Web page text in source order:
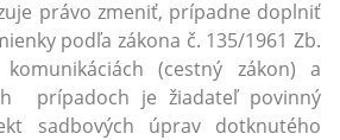
právo zmeniť, prípadne doplniť
podľa zákona č. 135/1961 Zb.
(cestný zákon) a
prípadoch je žiadateľ povinný
sadbových úprav dotknutého